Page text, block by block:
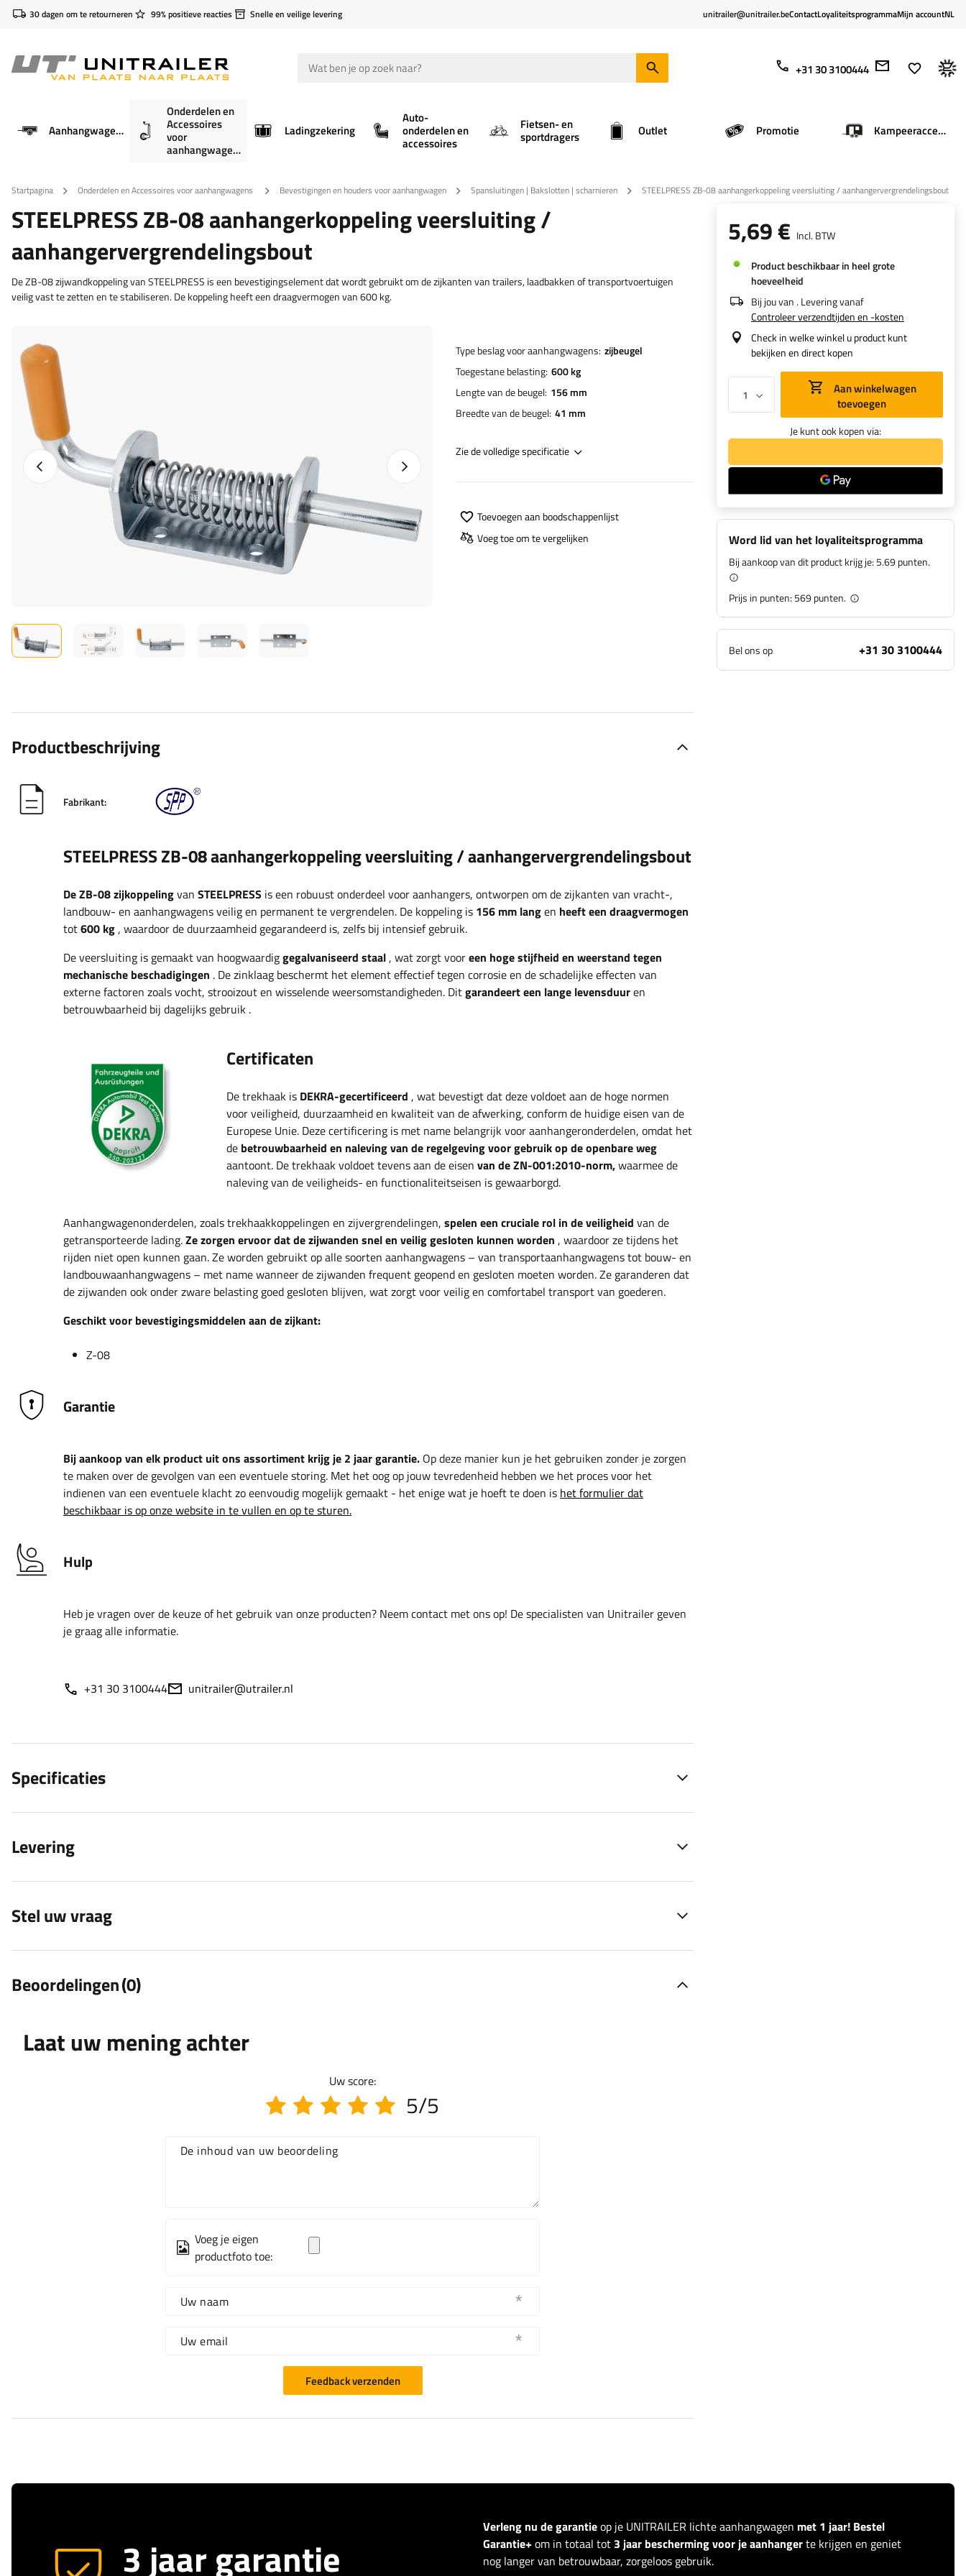
30 dagen om te retourneren 99% positieve reacties Snelle en veilige levering unitrailer@unitrailer.beContactLoyaliteitsprogrammaMijn accountNL
+31 30 3100444
Aanhangwagens
Onderdelen en
Accessoires
voor
aanhangwagens
Ladingzekering
Auto-
onderdelen en
accessoires
Fietsen- en
sportdragers Outlet Promotie Kampeeraccessoires
Startpagina Onderdelen en Accessoires voor aanhangwagens Bevestigingen en houders voor aanhangwagen Spansluitingen | Bakslotten | scharnieren STEELPRESS ZB-08 aanhangerkoppeling veersluiting / aanhangervergrendelingsbout
STEELPRESS ZB-08 aanhangerkoppeling veersluiting /
aanhangervergrendelingsbout
De ZB-08 zijwandkoppeling van STEELPRESS is een bevestigingselement dat wordt gebruikt om de zijkanten van trailers, laadbakken of transportvoertuigen
veilig vast te zetten en te stabiliseren. De koppeling heeft een draagvermogen van 600 kg.
Vorige foto Naprawa produktu
Type beslag voor aanhangwagens zijbeugel
Toegestane belasting 600 kg
Lengte van de beugel 156 mm
Breedte van de beugel 41 mm
Zie de volledige specificatie
Toevoegen aan boodschappenlijst
Voeg toe om te vergelijken
5,69 € Incl. BTW
Product beschikbaar in heel grote
hoeveelheid
Bij jou van . Levering vanaf
Controleer verzendtijden en -kosten
Check in welke winkel u product kunt
bekijken en direct kopen
toevoegen
Je kunt ook kopen via:
Word lid van het loyaliteitsprogramma
Bij aankoop van dit product krijg je: 5.69 punten.
Prijs in punten: 569punten.
Bel ons op +31 30 3100444
Productbeschrijving
Fabrikant:
STEELPRESS ZB-08 aanhangerkoppeling veersluiting / aanhangervergrendelingsbout
De ZB-08 zijkoppelingvan STEELPRESS is een robuust onderdeel voor aanhangers, ontworpen om de zijkanten van vracht-,
landbouw- en aanhangwagens veilig en permanent te vergrendelen. De koppeling is 156 mm langen heeft een draagvermogen
tot600 kg, waardoor de duurzaamheid gegarandeerd is, zelfs bij intensief gebruik.
De veersluiting is gemaakt van hoogwaardiggegalvaniseerd staal, wat zorgt vooreen hoge stijfheid en weerstand tegen
mechanische beschadigingen . De zinklaag beschermt het element effectief tegen corrosie en de schadelijke effecten van
externe factoren zoals vocht, strooizout en wisselende weersomstandigheden. Ditgarandeert een lange levensduuren
betrouwbaarheid bij dagelijks gebruik .
Certificaten
De trekhaak is DEKRA-gecertificeerd , wat bevestigt dat deze voldoet aan de hoge normen
voor veiligheid, duurzaamheid en kwaliteit van de afwerking, conform de huidige eisen van de
Europese Unie. Deze certificering is met name belangrijk voor aanhangeronderdelen, omdat het
de betrouwbaarheid en naleving van de regelgeving voor gebruik op de openbare weg
aantoont. De trekhaak voldoet tevens aan de eisenvan de ZN-001:2010-norm,waarmee de
naleving van de veiligheids- en functionaliteitseisen is gewaarborgd.
Aanhangwagenonderdelen, zoals trekhaakkoppelingen en zijvergrendelingen, spelen een cruciale rol in de veiligheid van de
getransporteerde lading.Ze zorgen ervoor dat de zijwanden snel en veilig gesloten kunnen worden , waardoor ze tijdens het
rijden niet open kunnen gaan. Ze worden gebruikt op alle soorten aanhangwagens – van transportaanhangwagens tot bouw- en
landbouwaanhangwagens – met name wanneer de zijwanden frequent geopend en gesloten moeten worden. Ze garanderen dat
de zijwanden ook onder zware belasting goed gesloten blijven, wat zorgt voor veilig en comfortabel transport van goederen.
Geschikt voor bevestigingsmiddelen aan de zijkant:
Z-08
Garantie
Bij aankoop van elk product uit ons assortiment krijg je 2 jaar garantie. Op deze manier kun je het gebruiken zonder je zorgen
te maken over de gevolgen van een eventuele storing. Met het oog op jouw tevredenheid hebben we het proces voor het
indienen van een eventuele klacht zo eenvoudig mogelijk gemaakt - het enige wat je hoeft te doen is het formulier dat
beschikbaar is op onze website in te vullen en op te sturen.
Hulp
Heb je vragen over de keuze of het gebruik van onze producten? Neem contact met ons op! De specialisten van Unitrailer geven
je graag alle informatie.
+31 30 3100444 unitrailer@utrailer.nl
Specificaties
Levering
Stel uw vraag
Beoordelingen(0)
Laat uw mening achter
Uw score:
5/5
De inhoud van uw beoordeling
Voeg je eigen
productfoto toe:
Uw naam
Uw email
Feedback verzenden
3 jaar garantie
Verleng nu de garantieop je UNITRAILER lichte aanhangwagen met 1 jaar! Bestel
Garantie+om in totaal tot 3 jaar bescherming voor je aanhangerte krijgen en geniet
nog langer van betrouwbaar, zorgeloos gebruik.